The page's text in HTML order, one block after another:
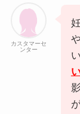
カスタマーセ
ンター